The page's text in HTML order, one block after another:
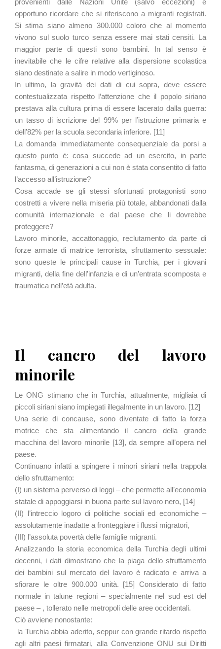
provenienti dalle Nazioni Unite (salvo eccezioni) è
opportuno ricordare che si riferiscono a migranti registrati.
Si stima siano almeno 300.000 coloro che al momento
vivono sul suolo turco senza essere mai stati censiti. La
maggior parte di questi sono bambini. In tal senso è
inevitabile che le cifre relative alla dispersione scolastica
siano destinate a salire in modo vertiginoso.
In ultimo, la gravità dei dati di cui sopra, deve essere
contestualizzata rispetto l’attenzione che il popolo siriano
prestava alla cultura prima di essere lacerato dalla guerra:
un tasso di iscrizione del 99% per l’istruzione primaria e
dell’82% per la scuola secondaria inferiore. [11]
La domanda immediatamente consequenziale da porsi a
questo punto è: cosa succede ad un esercito, in parte
fantasma, di generazioni a cui non è stata consentito di fatto
l’accesso all’istruzione?
Cosa accade se gli stessi sfortunati protagonisti sono
costretti a vivere nella miseria più totale, abbandonati dalla
comunità internazionale e dal paese che li dovrebbe
proteggere?
Lavoro minorile, accattonaggio, reclutamento da parte di
forze armate di matrice terrorista, sfruttamento sessuale:
sono queste le principali cause in Turchia, per i giovani
migranti, della fine dell’infanzia e di un’entrata scomposta e
traumatica nell’età adulta.
Il cancro del lavoro
minorile
Le ONG stimano che in Turchia, attualmente, migliaia di
piccoli siriani siano impiegati illegalmente in un lavoro. [12]
Una serie di concause, sono diventate di fatto la forza
motrice che sta alimentando il cancro della grande
macchina del lavoro minorile [13], da sempre all’opera nel
paese.
Continuano infatti a spingere i minori siriani nella trappola
dello sfruttamento:
(I) un sistema perverso di leggi – che permette all’economia
statale di appoggiarsi in buona parte sul lavoro nero, [14]
(II) l’intreccio logoro di politiche sociali ed economiche –
assolutamente inadatte a fronteggiare i flussi migratori,
(III) l’assoluta povertà delle famiglie migranti.
Analizzando la storia economica della Turchia degli ultimi
decenni, i dati dimostrano che la piaga dello sfruttamento
dei bambini sul mercato del lavoro è radicato e arriva a
sfiorare le oltre 900.000 unità. [15] Considerato di fatto
normale in talune regioni – specialmente nel sud est del
paese – , tollerato nelle metropoli delle aree occidentali.
Ciò avviene nonostante:
la Turchia abbia aderito, seppur con grande ritardo rispetto
agli altri paesi firmatari, alla Convenzione ONU sui Diritti